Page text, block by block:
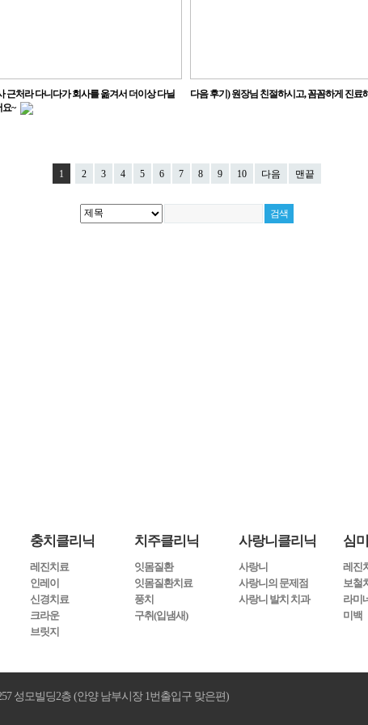
근처라 다니다가 회사를 옮겨서 더이상 다닐
요~
다음 후기) 원장님 친절하시고, 꼼꼼하게 진료
1 2 3 4 5 6 7 8 9 10 다음 맨끝
충치클리닉
레진치료
인레이
신경치료
크라운
브릿지
치주클리닉
잇몸질환
잇몸질환치료
풍치
구취(입냄새)
사랑니클리닉
사랑니
사랑니의 문제점
사랑니 발치 치과
심
레진
보철
라미
미백
성모빌딩2층 (안양 남부시장 1번출입구 맞은편)